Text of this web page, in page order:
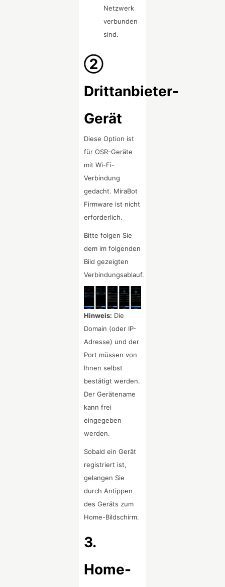
Netzwerk
verbunden
sind.
②
Drittanbieter-
Gerät
Diese Option ist
für OSR-Geräte
mit Wi-Fi-
Verbindung
gedacht. MiraBot
Firmware ist nicht
erforderlich.
Bitte folgen Sie
dem im folgenden
Bild gezeigten
Verbindungsablauf.
Hinweis: Die
Domain (oder IP-
Adresse) und der
Port müssen von
Ihnen selbst
bestätigt werden.
Der Gerätename
kann frei
eingegeben
werden.
Sobald ein Gerät
registriert ist,
gelangen Sie
durch Antippen
des Geräts zum
Home-Bildschirm.
3.
Home-